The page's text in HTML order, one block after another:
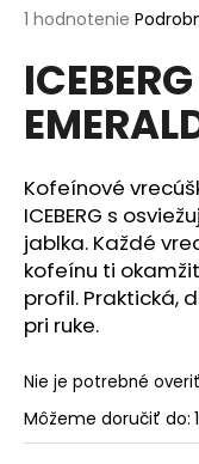
Priemerné
produktu
je
4,0
hviezdičiek.
1 hodnotenie
Kofeínové
ICEBERG s
jablka. Každé
kofeínu ti
profil. Praktická,
pri ruke.
Nie je potrebné
Môžeme doručiť do:
á
j
s
ť
O
d
p